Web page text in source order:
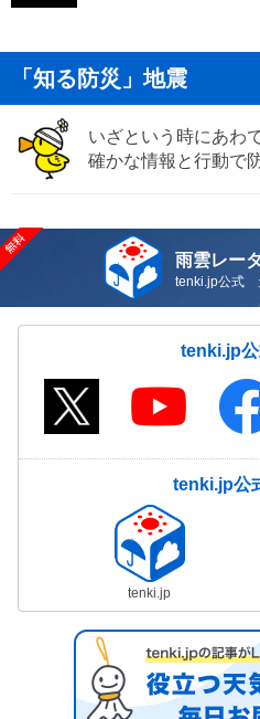
「知る防災」地震
いざという時にあわ
確かな情報と行動で
雨雲レー
tenki.jp公式
tenki.jp
tenki.jp公
tenki.jp